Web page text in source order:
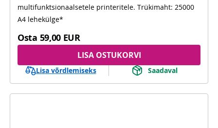
multifunktsionaalsetele printeritele. Trükimaht: 25000
A4 lehekülge*
Osta 59,00 EUR
LISA OSTUKORVI
Lisa võrdlemiseks Saadaval